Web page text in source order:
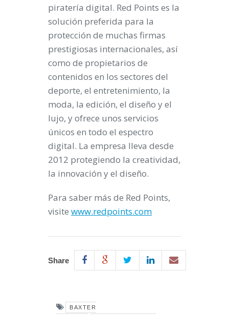
piratería digital. Red Points es la
solución preferida para la
protección de muchas firmas
prestigiosas internacionales, así
como de propietarios de
contenidos en los sectores del
deporte, el entretenimiento, la
moda, la edición, el diseño y el
lujo, y ofrece unos servicios
únicos en todo el espectro
digital. La empresa lleva desde
2012 protegiendo la creatividad,
la innovación y el diseño.
Para saber más de Red Points,
visite www.redpoints.com
Share
BAXTER